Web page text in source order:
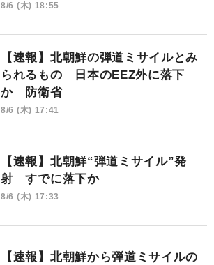
8/6 (木) 18:55
【速報】北朝鮮の弾道ミサイルとみ
られるもの 日本のEEZ外に落下
か 防衛省
8/6 (木) 17:41
【速報】北朝鮮“弾道ミサイル”発
射 すでに落下か
8/6 (木) 17:33
【速報】北朝鮮から弾道ミサイルの